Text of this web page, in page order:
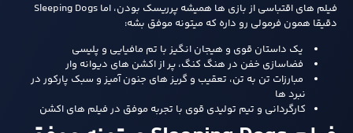
فیلم‌ های اقتباسی از بازی‌ ها همیشه پرریسک بودن، اما Sleeping Dogs
دقیقا همون فرمولی رو داره که میتونه موفق بشه:
یک داستان قوی و هیجان‌ انگیز با تم مافیایی و پلیسی
فضاسازی خفن در هنگ کنگ، پر از اکشن‌ های دیوانه‌ وار
مبارزات تن‌ به‌ تن، تعقیب و گریز های جنون‌ آمیز و سبک پارکور در
نبرد ها
کارگردانی و تیم تولیدی قوی با تجربه‌ موفق در فیلم‌ های اکشن